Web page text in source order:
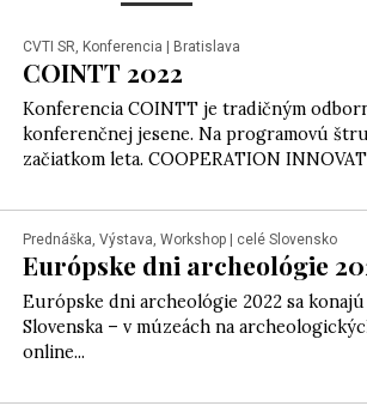
CVTI SR, Konferencia | Bratislava
COINTT 2022
Konferencia COINTT je tradičným
konferenčnej jesene. Na programovú
začiatkom leta. COOPERATION
Prednáška, Výstava, Workshop | celé Slovensko
Európske dni archeológie
Európske dni archeológie 2022 sa
Slovenska – v múzeách na
online...